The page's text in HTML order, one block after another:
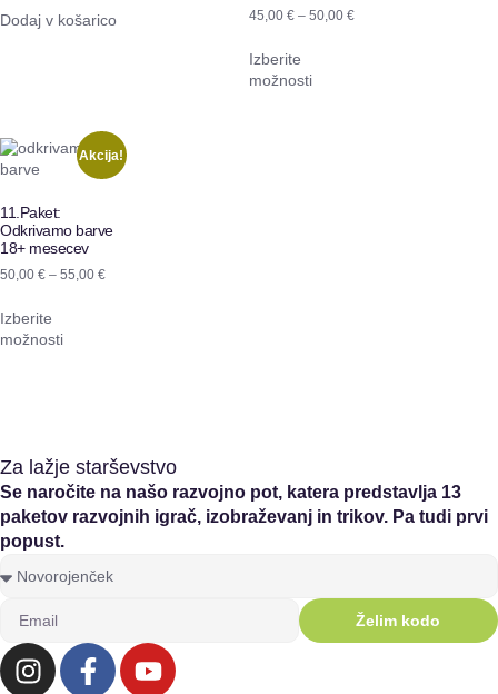
Dodaj v košarico 45,00 € – 50,00 €
Izberite
možnosti
Akcija!
11.Paket:
Odkrivamo barve
18+ mesecev
50,00 € – 55,00 €
Izberite
možnosti
Za lažje starševstvo
Se naročite na našo razvojno pot, katera predstavlja 13
paketov razvojnih igrač, izobraževanj in trikov. Pa tudi prvi
popust.
Želim kodo